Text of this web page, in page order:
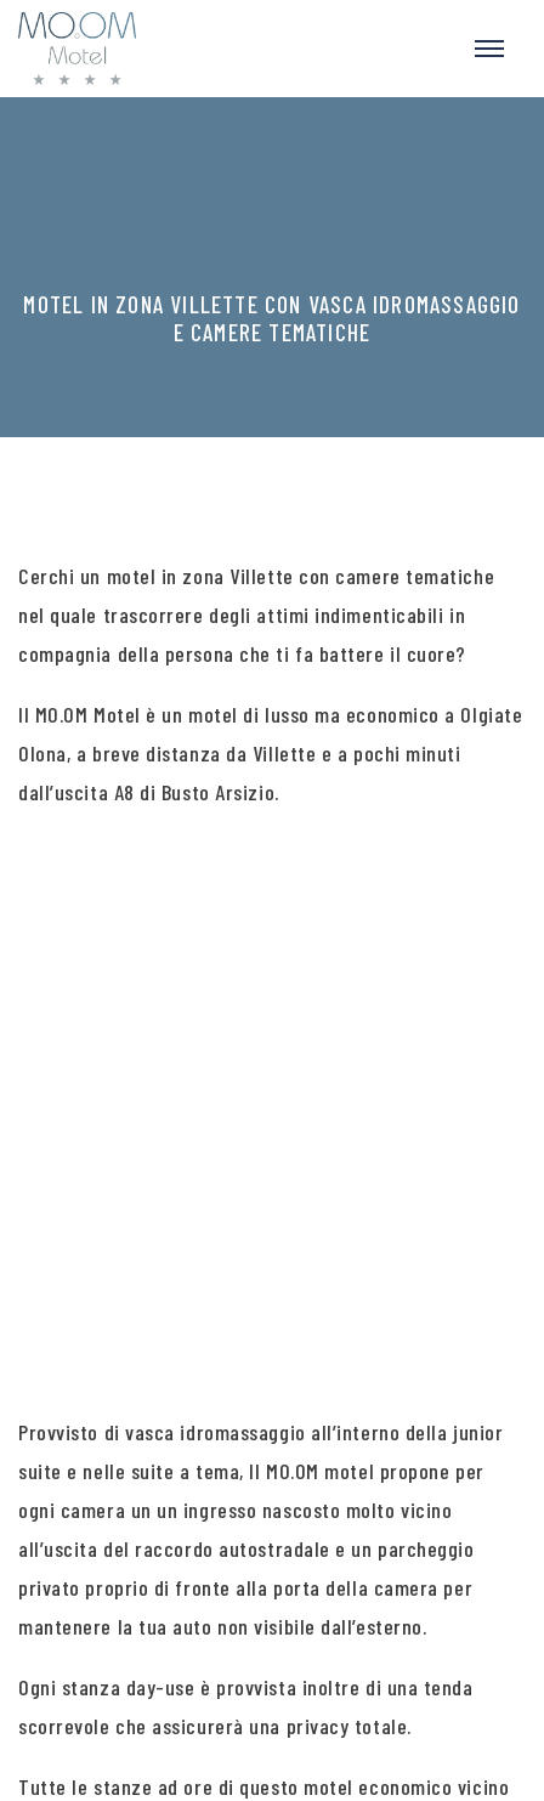
MOTEL IN ZONA VILLETTE CON VASCA IDROMASSAGGIO
E CAMERE TEMATICHE
Cerchi un motel in zona Villette con camere tematiche
nel quale trascorrere degli attimi indimenticabili in
compagnia della persona che ti fa battere il cuore?
Il MO.OM Motel è un motel di lusso ma economico a Olgiate
Olona, a breve distanza da Villette e a pochi minuti
dall’uscita A8 di Busto Arsizio.
Provvisto di vasca idromassaggio all’interno della junior
suite e nelle suite a tema, Il MO.OM motel propone per
ogni camera un un ingresso nascosto molto vicino
all’uscita del raccordo autostradale e un parcheggio
privato proprio di fronte alla porta della camera per
mantenere la tua auto non visibile dall’esterno.
Ogni stanza day-use è provvista inoltre di una tenda
scorrevole che assicurerà una privacy totale.
Tutte le stanze ad ore di questo motel economico vicino